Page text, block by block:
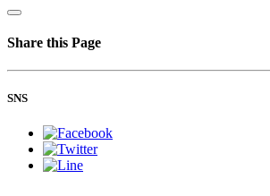
Share this Page
SNS